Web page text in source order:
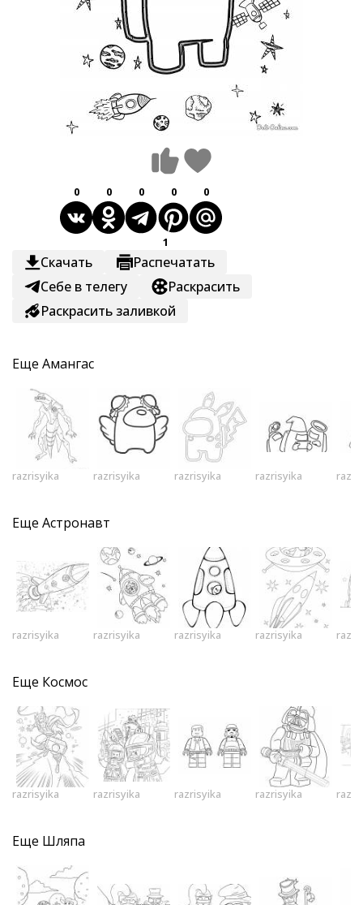
0 0 0 0 0
Скачать
1
Распечатать
Себе в телегу
Раскрасить
Раскрасить заливкой
Еще Амангас
razrisyika razrisyika razrisyika razrisyika
Еще Астронавт
razrisyika razrisyika razrisyika razrisyika
Еще Космос
razrisyika razrisyika razrisyika razrisyika
Еще Шляпа